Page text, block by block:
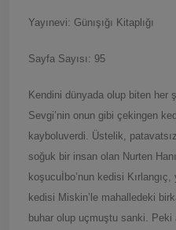
Yayınevi: Günışığı Kitaplığı
Sayfa Sayısı: 95
Kendini dünyada olup biten her
Sevgi’nin onun gibi çekingen
kayboluverdi. Üstelik,
soğuk bir insan olan Nurten
koşucuİbo’nun kedisi
kedisi Miskin’le mahalledeki
buhar olup uçmuştu sanki.